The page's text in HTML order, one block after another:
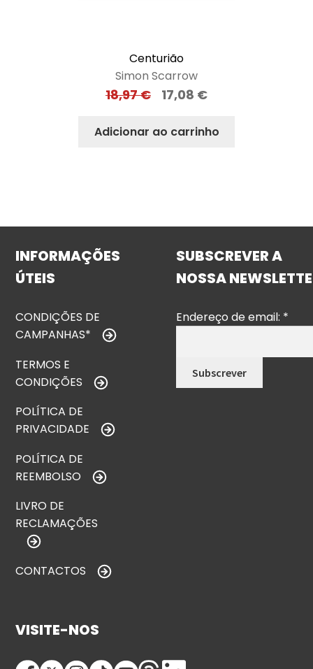
Centurião
Simon Scarrow
18,97€ 17,08 €
Adicionar ao carrinho
INFORMAÇÕES
ÚTEIS
CONDIÇÕES DE
CAMPANHAS*
TERMOS E
CONDIÇÕES
POLÍTICA DE
PRIVACIDADE
POLÍTICA DE
REEMBOLSO
LIVRO DE
RECLAMAÇÕES
CONTACTOS
SUBSCREVER A
NOSSA
Endereço de email: *
VISITE-NOS